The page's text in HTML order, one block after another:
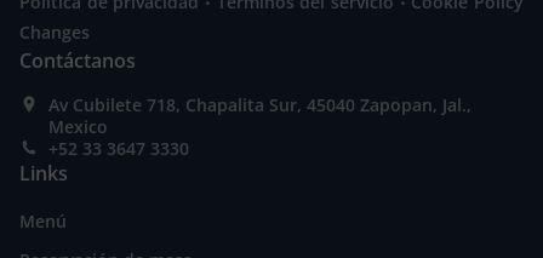
Changes
Contáctanos
Av Cubilete 718, Chapalita Sur, 45040 Zapopan, Jal.,
Mexico
+52 33 3647 3330
Links
Menú